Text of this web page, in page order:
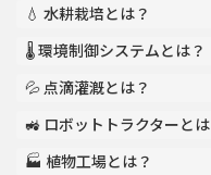
💧 水耕栽培とは？
🌡️ 環境制御システムとは？
💦 点滴灌漑とは？
🚜 ロボットトラクターとは
🏭 植物工場とは？